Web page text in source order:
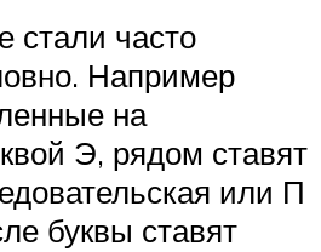
стали часто
Например
на
Э, рядом ставят
или П
буквы ставят